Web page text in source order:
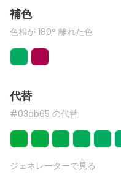
補色
色相が 180° 離れた色
代替
#03ab65 の代替
ジェネレーターで見る